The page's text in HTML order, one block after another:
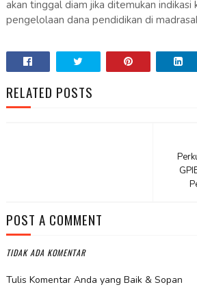
akan tinggal diam jika ditemukan indikasi
pengelolaan dana pendidikan di
RELATED POSTS
POST A COMMENT
TIDAK ADA KOMENTAR
Tulis Komentar Anda yang Baik & Sopan